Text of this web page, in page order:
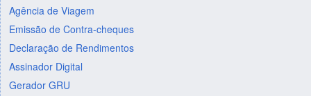
Agência de Viagem
Emissão de Contra-cheques
Declaração de Rendimentos
Assinador Digital
Gerador GRU